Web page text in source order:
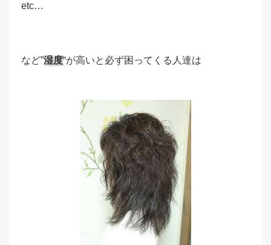
etc…
など”湿度“が高いと必ず困ってくる人達は